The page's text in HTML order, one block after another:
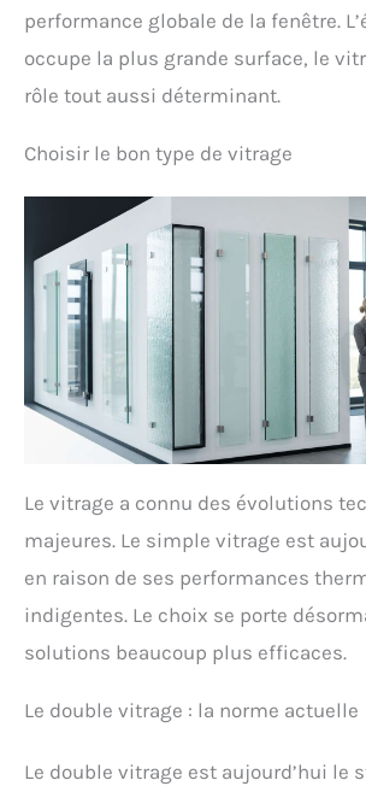
performance globale de la fenêtre.
occupe la plus grande surface, le
rôle tout aussi déterminant.
Choisir le bon type de vitrage
Le vitrage a connu des évolutions
majeures. Le simple vitrage est
en raison de ses performances
indigentes. Le choix se porte
solutions beaucoup plus efficaces.
Le double vitrage : la norme actuelle
Le double vitrage est aujourd’hui le